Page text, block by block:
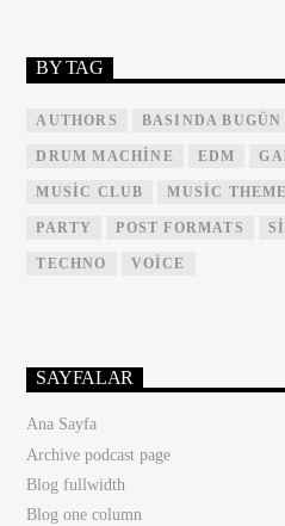
BY TAG
AUTHORS BASINDA BUGÜN
DRUM MACHINE EDM
MUSIC CLUB MUSIC
PARTY POST FORMATS
TECHNO VOICE
SAYFALAR
Ana Sayfa
Archive podcast page
Blog fullwidth
Blog one column